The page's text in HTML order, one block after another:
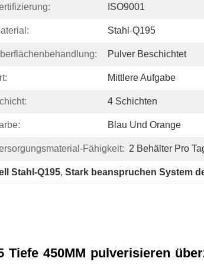
ISO9001
Stahl-Q195
Pulver Beschichtet
Mittlere Aufgabe
4 Schichten
Blau Und Orange
Fähigkeit: 2 Behälter Pro
Stahl-Q195, Stark beanspruchen System
450MM pulverisieren